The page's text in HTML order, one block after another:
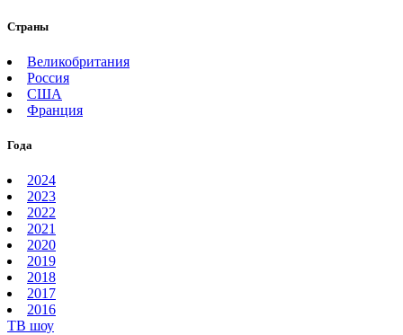
Страны
Великобритания
Россия
США
Франция
Года
2024
2023
2022
2021
2020
2019
2018
2017
2016
ТВ шоу